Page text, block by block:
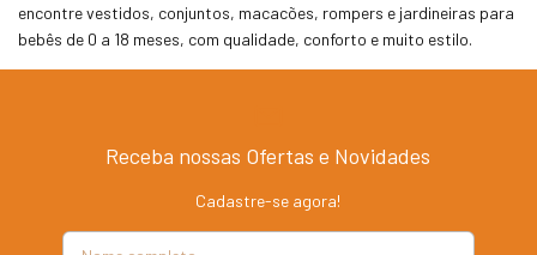
encontre vestidos, conjuntos, macacões, rompers e jardineiras para
bebês de 0 a 18 meses, com qualidade, conforto e muito estilo.
Receba nossas Ofertas e Novidades
Cadastre-se agora!